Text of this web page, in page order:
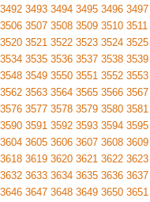
3492 3493 3494 3495 3496 3497
3506 3507 3508 3509 3510 3511
3520 3521 3522 3523 3524 3525
3534 3535 3536 3537 3538 3539
3548 3549 3550 3551 3552 3553
3562 3563 3564 3565 3566 3567
3576 3577 3578 3579 3580 3581
3590 3591 3592 3593 3594 3595
3604 3605 3606 3607 3608 3609
3618 3619 3620 3621 3622 3623
3632 3633 3634 3635 3636 3637
3646 3647 3648 3649 3650 3651